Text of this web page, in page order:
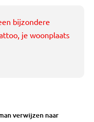
bijzondere
je woonplaats
verwijzen naar